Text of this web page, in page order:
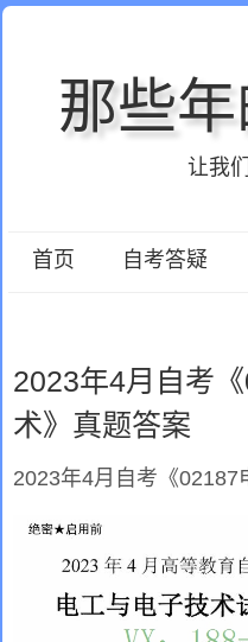
那些
让我
首页 自考答疑
2023年4月自考
术》真题答案
2023年4月自考《02187